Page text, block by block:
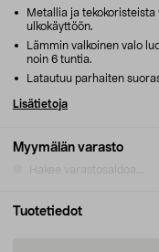
Myymälän varasto
Hakee varastosaldoa...
Metallia ja
ulkokäyttöön.
Lämmin valkoinen valo
noin 6 tuntia.
Latautuu parhaiten
Lisätietoja
Tuotetiedot